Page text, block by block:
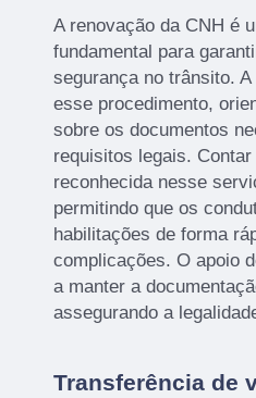
A renovação da CNH é
fundamental para
segurança no trânsito.
esse procedimento,
sobre os documentos
requisitos legais.
reconhecida nesse
permitindo que os
habilitações de forma
complicações. O apoio
a manter a
assegurando a
Transferência de